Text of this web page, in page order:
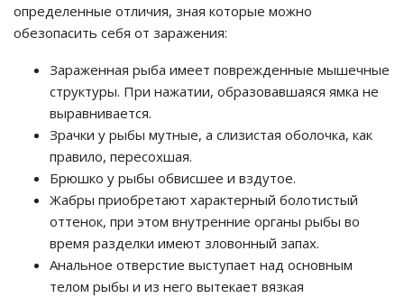
определенные отличия, зная которые можно
обезопасить себя от заражения:
Зараженная рыба имеет поврежденные мышечные
структуры. При нажатии, образовавшаяся ямка не
выравнивается.
Зрачки у рыбы мутные, а слизистая оболочка, как
правило, пересохшая.
Брюшко у рыбы обвисшее и вздутое.
Жабры приобретают характерный болотистый
оттенок, при этом внутренние органы рыбы во
время разделки имеют зловонный запах.
Анальное отверстие выступает над основным
телом рыбы и из него вытекает вязкая